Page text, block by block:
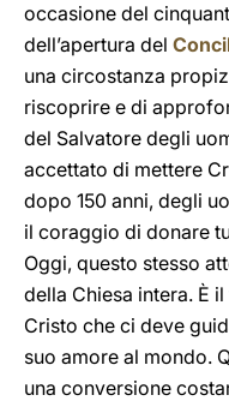
occasione del
dell’apertura del
una circostanza
riscoprire e di
del Salvatore degli
accettato di mettere
dopo 150 anni, degli
il coraggio di donare
Oggi, questo stesso
della Chiesa intera. È
Cristo che ci deve
suo amore al mondo.
una conversione